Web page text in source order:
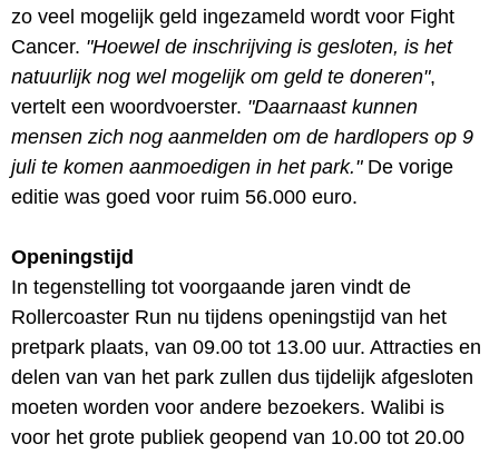
zo veel mogelijk geld ingezameld wordt voor Fight
Cancer. "Hoewel de inschrijving is gesloten, is het
natuurlijk nog wel mogelijk om geld te doneren",
vertelt een woordvoerster. "Daarnaast kunnen
mensen zich nog aanmelden om de hardlopers op 9
juli te komen aanmoedigen in het park."De vorige
editie was goed voor ruim 56.000 euro.
Openingstijd
In tegenstelling tot voorgaande jaren vindt de
Rollercoaster Run nu tijdens openingstijd van het
pretpark plaats, van 09.00 tot 13.00 uur. Attracties en
delen van van het park zullen dus tijdelijk afgesloten
moeten worden voor andere bezoekers. Walibi is
voor het grote publiek geopend van 10.00 tot 20.00